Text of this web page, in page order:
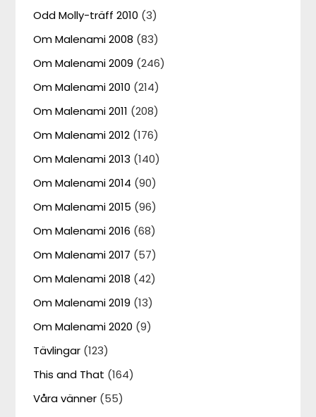
Odd Molly-träff 2010 (3)
Om Malenami 2008 (83)
Om Malenami 2009 (246)
Om Malenami 2010 (214)
Om Malenami 2011 (208)
Om Malenami 2012 (176)
Om Malenami 2013 (140)
Om Malenami 2014 (90)
Om Malenami 2015 (96)
Om Malenami 2016 (68)
Om Malenami 2017 (57)
Om Malenami 2018 (42)
Om Malenami 2019 (13)
Om Malenami 2020 (9)
Tävlingar (123)
This and That (164)
Våra vänner (55)